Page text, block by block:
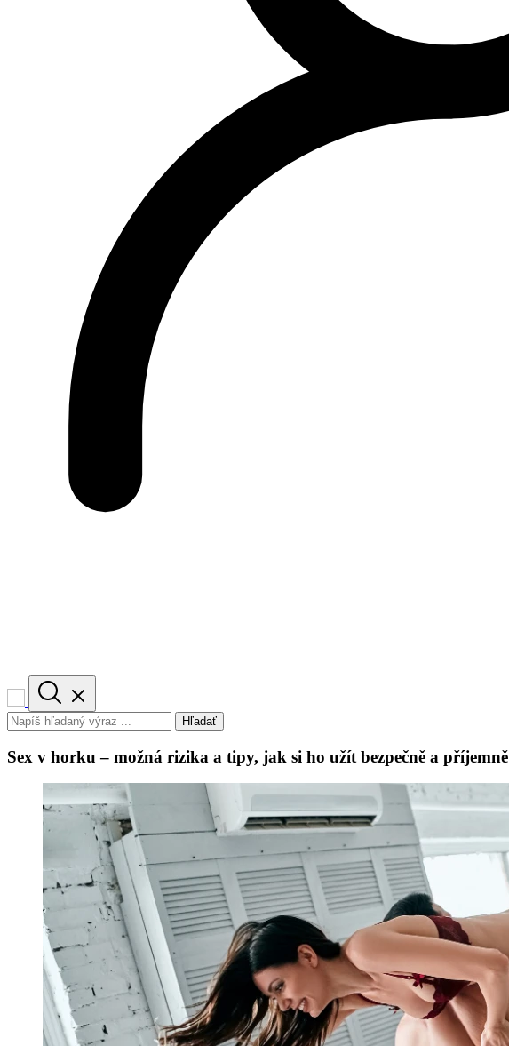
Hľadať
Sex v horku – možná rizika a tipy, jak si ho užít bezpečně a příjemně